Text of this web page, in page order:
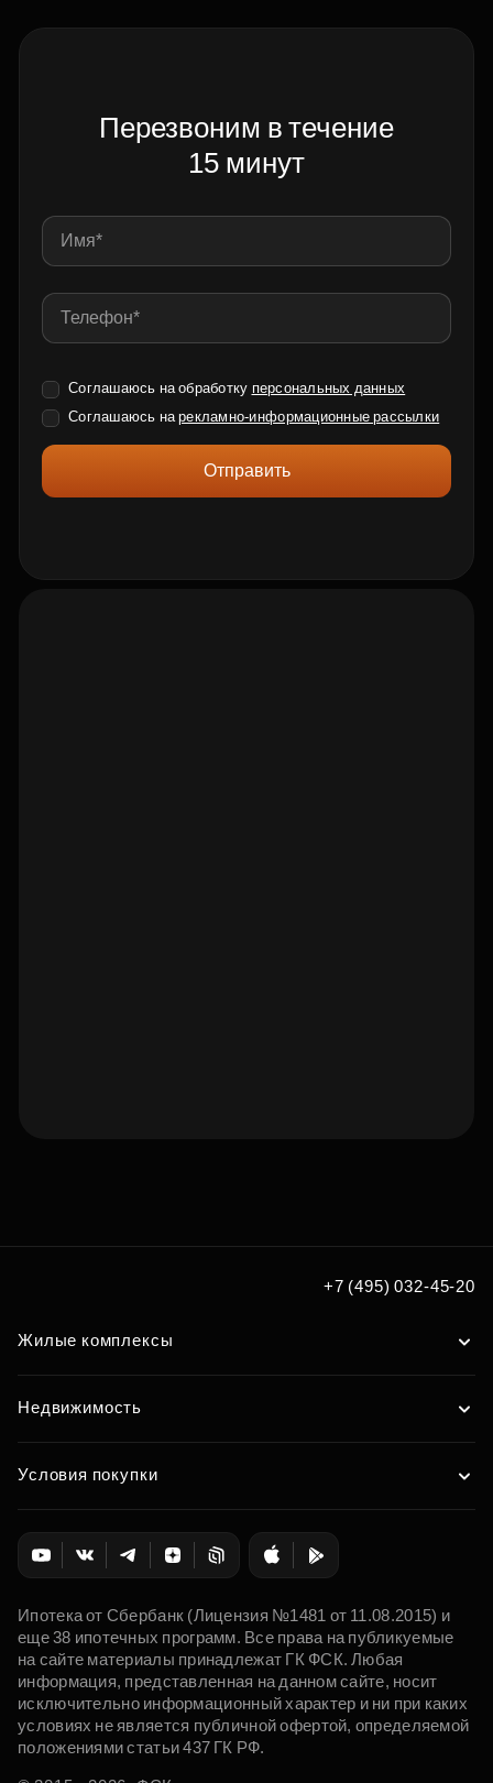
Перезвоним в течение
15 минут
Соглашаюсь на обработку персональных данных
Соглашаюсь нарекламно-информационные рассылки
Отправить
+7 (495) 032-45-20
Жилые комплексы
Недвижимость
Условия покупки
Ипотека от Сбербанк (Лицензия №1481 от 11.08.2015) и
еще 38 ипотечных программ. Все права на публикуемые
на сайте материалы принадлежат ГК ФСК. Любая
информация, представленная на данном сайте, носит
исключительно информационный характер и ни при каких
условиях не является публичной офертой, определяемой
положениями статьи 437 ГК РФ.